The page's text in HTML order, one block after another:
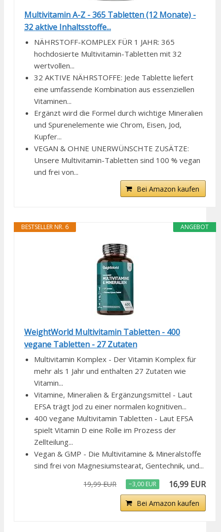
Multivitamin A-Z - 365 Tabletten (12 Monate) -
32 aktive Inhaltsstoffe...
NÄHRSTOFF-KOMPLEX FÜR 1 JAHR: 365
hochdosierte Multivitamin-Tabletten mit 32
wertvollen...
32 AKTIVE NÄHRSTOFFE: Jede Tablette liefert
eine umfassende Kombination aus essenziellen
Vitaminen...
Ergänzt wird die Formel durch wichtige Mineralien
und Spurenelemente wie Chrom, Eisen, Jod,
Kupfer...
VEGAN & OHNE UNERWÜNSCHTE ZUSÄTZE:
Unsere Multivitamin-Tabletten sind 100 % vegan
und frei von...
Bei Amazon kaufen
ANGEBOT
BESTSELLER NR. 6
WeightWorld Multivitamin Tabletten - 400
vegane Tabletten - 27 Zutaten
Multivitamin Komplex - Der Vitamin Komplex für
mehr als 1 Jahr und enthalten 27 Zutaten wie
Vitamin...
Vitamine, Mineralien & Ergänzungsmittel - Laut
EFSA trägt Jod zu einer normalen kognitiven...
400 vegane Multivitamin Tabletten - Laut EFSA
spielt Vitamin D eine Rolle im Prozess der
Zellteilung...
Vegan & GMP - Die Multivitamine & Mineralstoffe
sind frei von Magnesiumstearat, Gentechnik, und...
19,99 EUR −3,00 EUR 16,99 EUR
Bei Amazon kaufen